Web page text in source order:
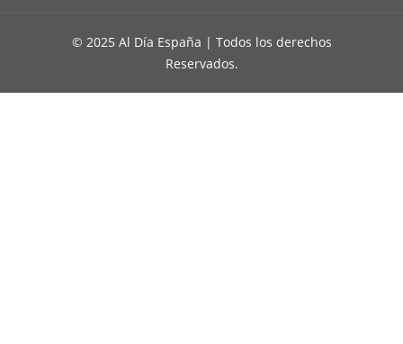
© 2025 Al Día España | Todos los derechos
Reservados.